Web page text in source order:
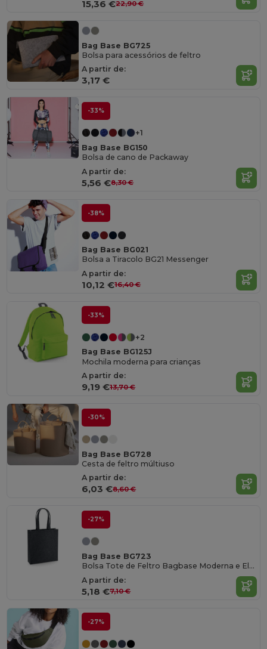
15,36 €22,90 €
Bag Base BG725
Bolsa para acessórios de feltro
A partir de:
3,17 €
-33%
+1
Bag Base BG150
Bolsa de cano de Packaway
A partir de:
5,56 €8,30 €
-38%
Bag Base BG021
Bolsa a Tiracolo BG21 Messenger
A partir de:
10,12 €16,40 €
-33%
+2
Bag Base BG125J
Mochila moderna para crianças
A partir de:
9,19 €13,70 €
-30%
Bag Base BG728
Cesta de feltro múltiuso
A partir de:
6,03 €8,60 €
-27%
Bag Base BG723
Bolsa Tote de Feltro Bagbase Moderna e Elegante
A partir de:
5,18 €7,10 €
-27%